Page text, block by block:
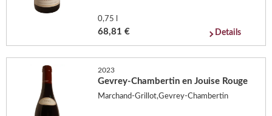
0,75 l
68,81 € Details
2023
Gevrey-Chambertin en Jouise Rouge
Marchand-Grillot,Gevrey-Chambertin